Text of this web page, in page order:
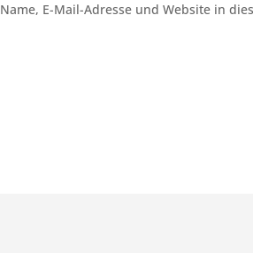
Name, E-Mail-Adresse und Website in